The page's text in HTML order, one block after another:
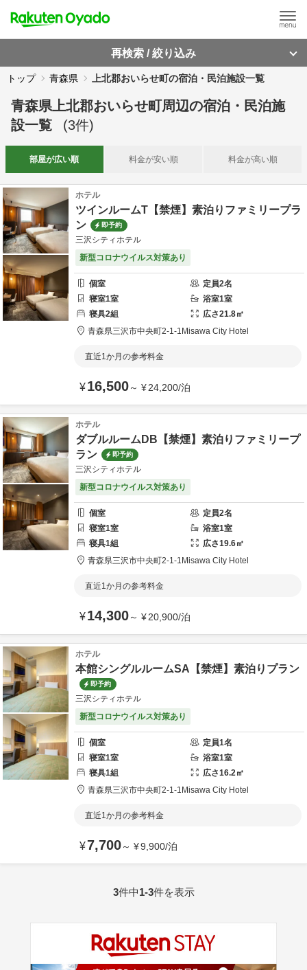
再検索 / 絞り込み
トップ 青森県 上北郡おいらせ町の宿泊・民泊施設一覧
青森県上北郡おいらせ町周辺の宿泊・民泊施
設一覧
(3件)
部屋が広い順 料金が安い順 料金が高い順
ホテル
ツインルームT【禁煙】素泊りファミリープラ
ン
即予約
三沢シティホテル
新型コロナウイルス対策あり
個室 定員2名
寝室1室 浴室1室
寝具2組 広さ21.8㎡
青森県三沢市中央町2-1-1 Misawa City Hotel
直近1か月の参考料金
¥16,500～ ¥24,200/泊
ホテル
ダブルルームDB【禁煙】素泊りファミリープ
ラン
即予約
三沢シティホテル
新型コロナウイルス対策あり
個室 定員2名
寝室1室 浴室1室
寝具1組 広さ19.6㎡
青森県三沢市中央町2-1-1 Misawa City Hotel
直近1か月の参考料金
¥14,300～ ¥20,900/泊
ホテル
本館シングルルームSA【禁煙】素泊りプラン
即予約
三沢シティホテル
新型コロナウイルス対策あり
個室 定員1名
寝室1室 浴室1室
寝具1組 広さ16.2㎡
青森県三沢市中央町2-1-1 Misawa City Hotel
直近1か月の参考料金
¥7,700～ ¥9,900/泊
3件中1-3件を表示